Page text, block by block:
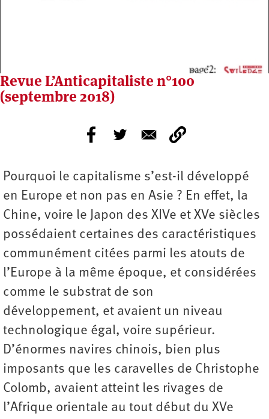
Revue L’Anticapitaliste n°100
(septembre 2018)
Pourquoi le capitalisme s’est-il développé
en Europe et non pas en Asie ? En effet, la
Chine, voire le Japon des XIVe et XVe siècles
possédaient certaines des caractéristiques
communément citées parmi les atouts de
l’Europe à la même époque, et considérées
comme le substrat de son
développement, et avaient un niveau
technologique égal, voire supérieur.
D’énormes navires chinois, bien plus
imposants que les caravelles de Christophe
Colomb, avaient atteint les rivages de
l’Afrique orientale au tout début du XVe